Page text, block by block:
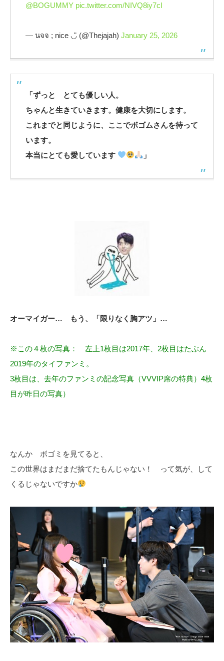
@BOGUMMY pic.twitter.com/NIVQ8iy7cI
— นจจ ; nice ◡̈ (@Thejajah) January 25, 2026
「ずっと とても優しい人。
ちゃんと生きていきます。健康を大切にします。
これまでと同じように、ここでボゴムさんを待って
います。
本当にとても愛しています
」
オーマイガー… もう、「限りなく胸アツ」…
※この４枚の写真： 左上1枚目は2017年、2枚目はたぶん
2019年のタイファンミ。
3枚目は、去年のファンミの記念写真（VVVIP席の特典）4枚
目が昨日の写真）
なんか ボゴミを見てると、
この世界はまだまだ捨てたもんじゃない！ って気が、して
くるじゃないですか